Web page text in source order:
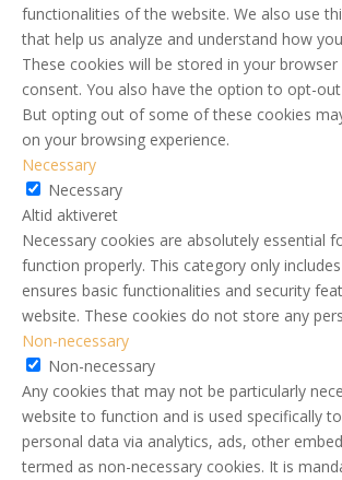
functionalities of the website. We also use
that help us analyze and understand how
These cookies will be stored in your
consent. You also have the option to opt-
But opting out of some of these cookies
on your browsing experience.
Necessary
Necessary
Altid aktiveret
Necessary cookies are absolutely essential
function properly. This category only
ensures basic functionalities and security
website. These cookies do not store any
Non-necessary
Non-necessary
Any cookies that may not be particularly
website to function and is used specifically
personal data via analytics, ads, other
termed as non-necessary cookies. It is